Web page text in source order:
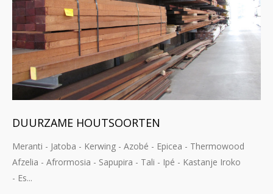
DUURZAME HOUTSOORTEN
Meranti - Jatoba - Kerwing - Azobé - Epicea - Thermowood
Afzelia - Afrormosia - Sapupira - Tali - Ipé - Kastanje Iroko
- Es...